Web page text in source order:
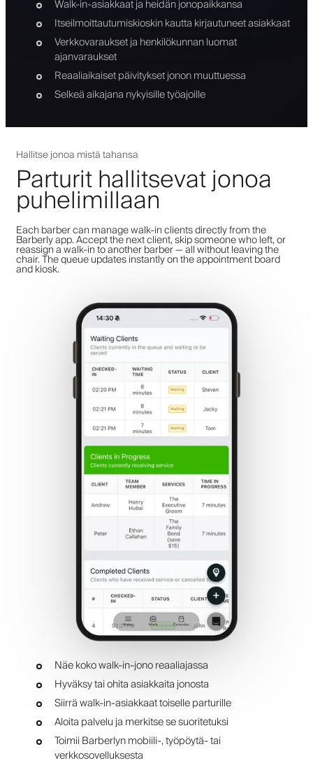
Walk-in-asiakkaat ja heidän jonopaikkansa
Itseilmoittautumiskioskin kautta kirjautuneet asiakkaat
Verkkovaraukset ja henkilökunnan luomat
ajanvaraukset
Reaaliaikaiset päivitykset jonon muuttuessa
Selkeä aikajana nykyisille työajoille
Hallitse jonoa mistä tahansa
Parturit hallitsevat jonoa
puhelimillaan
Each barber can manage walk-in clients directly from the
Barberly app. Accept the next client, skip someone who left, or
reassign a walk-in to another barber — all without leaving the
chair. The queue updates instantly on the appointment board
and kiosk.
Näe koko walk-in-jono reaaliajassa
Hyväksy tai ohita asiakkaita jonosta
Siirrä walk-in-asiakkaat toiselle parturille
Aloita palvelu ja merkitse se suoritetuksi
Toimii Barberlyn mobiili-, työpöytä- tai
verkkosovelluksesta